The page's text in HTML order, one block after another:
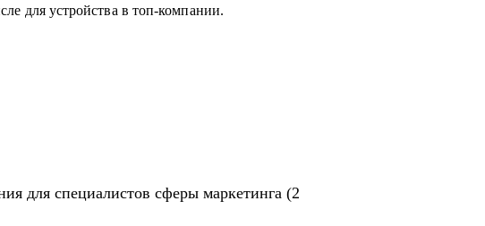
из:
копирайтинг, event-маркетинг, контент-
развитие бизнеса;
для устройства в топ-компании.
для специалистов сферы маркетинга (2